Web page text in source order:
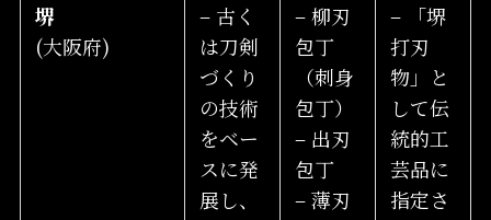
堺
(大阪府)
– 古く
は刀剣
づくり
の技術
をベー
スに発
展し、
– 柳刃
包丁
（刺身
包丁）
– 出刃
包丁
– 薄刃
– 「堺
打刃
物」と
して伝
統的工
芸品に
指定さ